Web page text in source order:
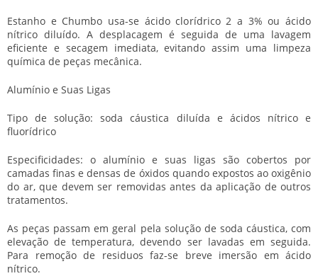
Estanho e Chumbo usa-se ácido clorídrico 2 a 3% ou ácido
nítrico diluído. A desplacagem é seguida de uma lavagem
eficiente e secagem imediata, evitando assim uma limpeza
química de peças mecânica.
Alumínio e Suas Ligas
Tipo de solução: soda cáustica diluída e ácidos nítrico e
fluorídrico
Especificidades: o alumínio e suas ligas são cobertos por
camadas finas e densas de óxidos quando expostos ao oxigênio
do ar, que devem ser removidas antes da aplicação de outros
tratamentos.
As peças passam em geral pela solução de soda cáustica, com
elevação de temperatura, devendo ser lavadas em seguida.
Para remoção de residuos faz-se breve imersão em ácido
nítrico.